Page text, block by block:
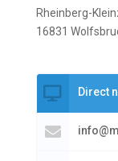
Rheinberg-
16831
Direct